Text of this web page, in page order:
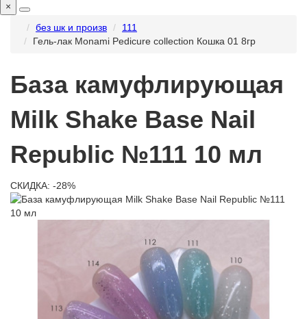
×
без шк и произв
111
Гель-лак Monami Pedicure collection Кошка 01 8гр
База камуфлирующая
Milk Shake Base Nail
Republic №111 10 мл
СКИДКА: -28%